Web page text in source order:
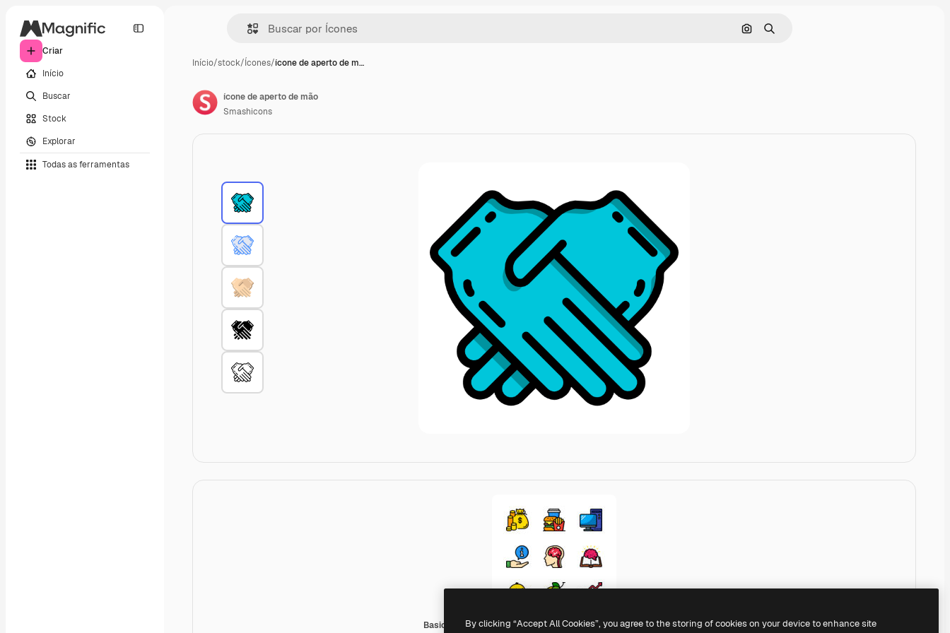
Criar
Início
Buscar
Stock
Explorar
Todas as ferramentas
Pesquisar por imagem
Buscar
Início/stock/Ícones/ícone de aperto de m…
Basic Miscellany Lineal Color
ícone de aperto de mão
Smashicons
By clicking “Accept All Cookies”, you agree to the storing of cookies on your device to enhance site